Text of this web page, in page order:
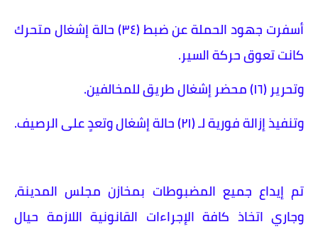
​أسفرت جهود الحملة عن ​ضبط (٣٤) حالة إشغال متحرك
كانت تعوق حركة السير.
و​تحرير (١٦) محضر إشغال طريق للمخالفين.
و​تنفيذ إزالة فورية لـ (٢١) حالة إشغال وتعدٍ على الرصيف.
تم إيداع جميع المضبوطات بمخازن مجلس المدينة،
وجاري اتخاذ كافة الإجراءات القانونية اللازمة حيال